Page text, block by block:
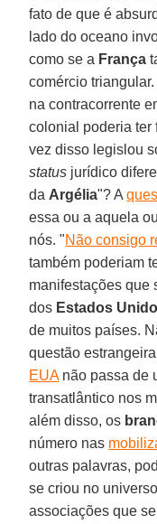
fato de que é
lado do oceano
como se a França
comércio
na contracorrente
colonial poderia ter
vez disso legislou
status jurídico
da Argélia"? A
essa ou a aquela
nós. "Não consigo
também poderiam
manifestações que
dos Estados
de muitos países.
questão
EUAnão passa de
transatlântico nos
além disso, os
número nas
outras palavras,
se criou no
associações que